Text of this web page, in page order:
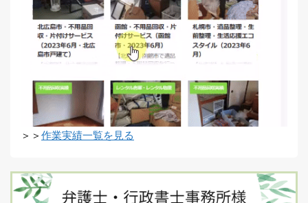
＞＞ 作業実績一覧を見る